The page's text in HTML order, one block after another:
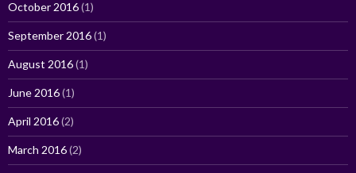
October 2016(1)
September 2016(1)
August 2016(1)
June 2016(1)
April 2016(2)
March 2016(2)